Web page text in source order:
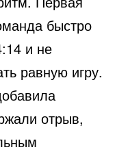
быстро
и не
равную игру.
отрыв,